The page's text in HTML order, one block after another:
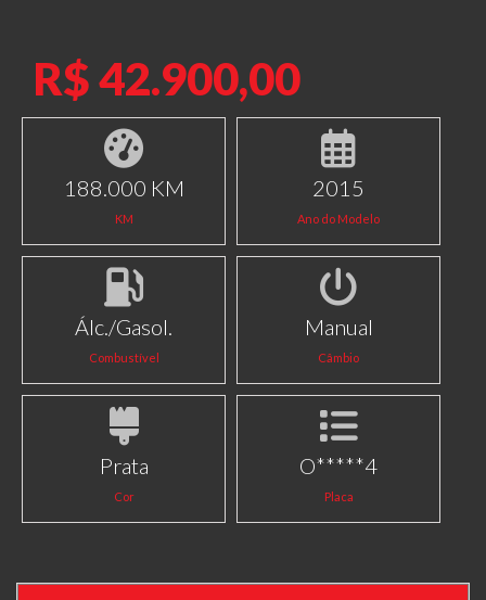
R$ 42.900,00
188.000 KM
KM
2015
Ano do Modelo
Álc./Gasol.
Combustível
Manual
Câmbio
Prata
Cor
O*****4
Placa